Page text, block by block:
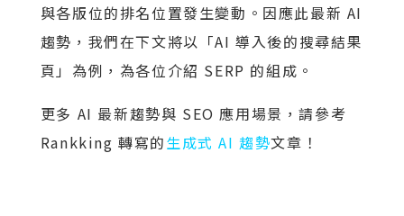
與各版位的排名位置發生變動。因應此最新 AI
趨勢，我們在下文將以「AI 導入後的搜尋結果
頁」為例，為各位介紹 SERP 的組成。
更多 AI 最新趨勢與 SEO 應用場景，請參考
Rankking 轉寫的生成式 AI 趨勢文章！